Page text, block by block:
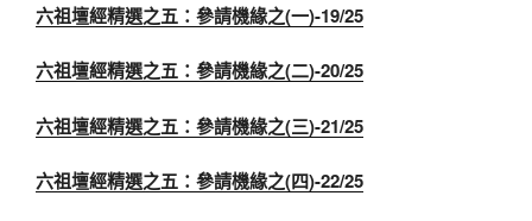
六祖壇經精選之五：參請機緣之(一)-19/25
六祖壇經精選之五：參請機緣之(二)-20/25
六祖壇經精選之五：參請機緣之(三)-21/25
六祖壇經精選之五：參請機緣之(四)-22/25